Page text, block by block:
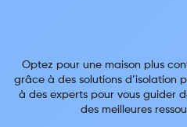
Optez pour une maison plus
grâce à des solutions d’isolation
à des experts pour vous guider
des meilleures